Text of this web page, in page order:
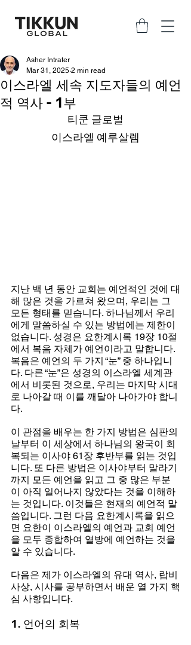
이스라엘 세속 지도자들의 예언
적 역사 - 1부
Asher Intrater
Mar 31, 2025 2 min read
티쿤 글로벌
이스라엘 예루살렘
지난 백 년 동안 교회는 예언적인 것에 대
해 많은 것을 가르쳐 왔으며, 우리는 그
모든 형태를 믿습니다. 하나님께서 우리
에게 말씀하실 수 있는 방법에는 제한이
없습니다. 성경은 요한계시록 19장 10절
에서 복음 자체가 예언이라고 말합니다.
복음은 예언의 두 가지 “눈” 중 하나입니
다. 다른 “눈”은 성경의 이스라엘 세계관
에서 비롯된 것으로, 우리는 마지막 시대
로 나아갈 때 이를 깨달아 나아가야 합니
다.
이 관점을 배우는 한 가지 방법은 심판의
날부터 이 세상에서 하나님의 왕국이 회
복되는 이사야 61장 후반부를 읽는 것입
니다. 또 다른 방법은 이사야부터 말라기
까지 모든 예언을 읽고 그 중 많은 부분
이 아직 일어나지 않았다는 것을 이해하
는 것입니다. 이것들은 현재의 예언적 말
씀입니다. 그런 다음 요한계시록을 읽으
면 요한이 이스라엘의 예언과 교회 예언
을 모두 종합하여 열방에 예언하는 것을
알 수 있습니다.
다음은 제가 이스라엘의 유대 역사, 랍비
사상, 시사를 공부하면서 배운 열 가지 핵
심 사항입니다.
1. 언어의 회복